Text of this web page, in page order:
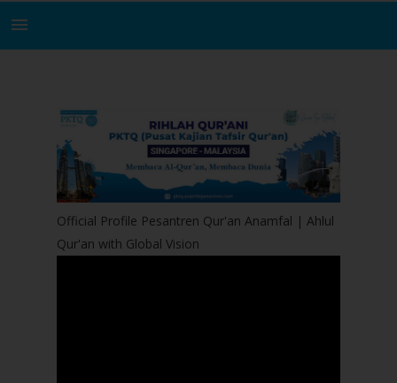
Official Profile Pesantren Qur'an Anamfal | Ahlul
Qur'an with Global Vision